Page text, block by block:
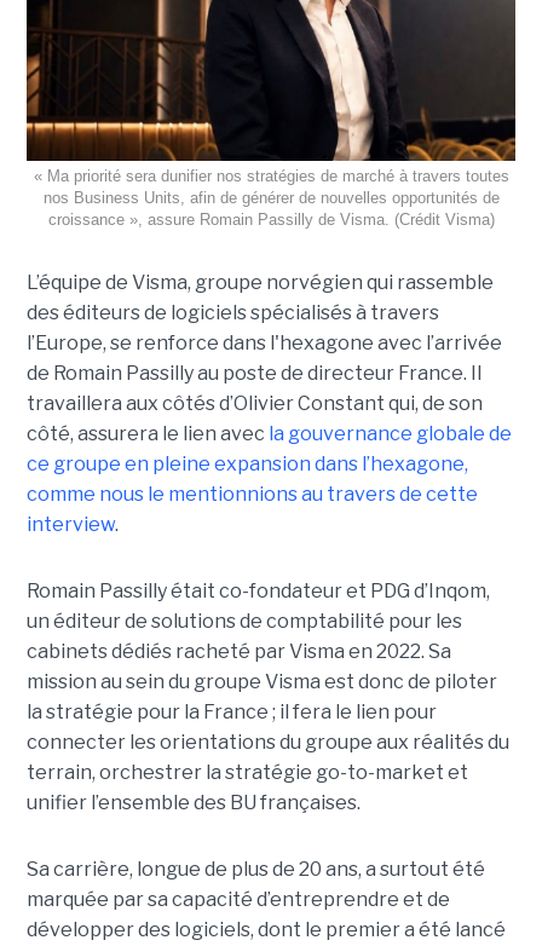
« Ma priorité sera dunifier nos stratégies de marché à travers toutes
nos Business Units, afin de générer de nouvelles opportunités de
croissance », assure Romain Passilly de Visma. (Crédit Visma)
L’équipe de Visma, groupe norvégien qui rassemble
des éditeurs de logiciels spécialisés à travers
l’Europe, se renforce dans l'hexagone avec l’arrivée
de Romain Passilly au poste de directeur France. Il
travaillera aux côtés d’Olivier Constant qui, de son
côté, assurera le lien avec la gouvernance globale de
ce groupe en pleine expansion dans l’hexagone,
comme nous le mentionnions au travers de cette
interview.
Romain Passilly était co-fondateur et PDG d’Inqom,
un éditeur de solutions de comptabilité pour les
cabinets dédiés racheté par Visma en 2022. Sa
mission au sein du groupe Visma est donc de piloter
la stratégie pour la France ; il fera le lien pour
connecter les orientations du groupe aux réalités du
terrain, orchestrer la stratégie go-to-market et
unifier l’ensemble des BU françaises.
Sa carrière, longue de plus de 20 ans, a surtout été
marquée par sa capacité d’entreprendre et de
développer des logiciels, dont le premier a été lancé